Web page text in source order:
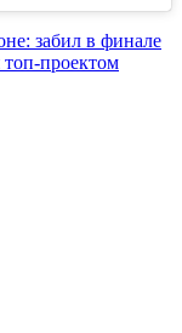
забил в финале
проектом